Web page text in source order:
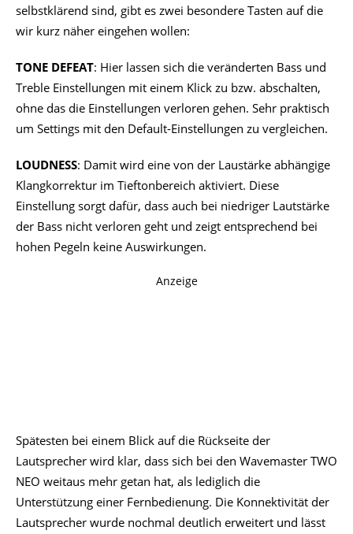
selbstklärend sind, gibt es zwei besondere Tasten auf die
wir kurz näher eingehen wollen:
TONE DEFEAT: Hier lassen sich die veränderten Bass und
Treble Einstellungen mit einem Klick zu bzw. abschalten,
ohne das die Einstellungen verloren gehen. Sehr praktisch
um Settings mit den Default-Einstellungen zu vergleichen.
LOUDNESS: Damit wird eine von der Laustärke abhängige
Klangkorrektur im Tieftonbereich aktiviert. Diese
Einstellung sorgt dafür, dass auch bei niedriger Lautstärke
der Bass nicht verloren geht und zeigt entsprechend bei
hohen Pegeln keine Auswirkungen.
Anzeige
Spätesten bei einem Blick auf die Rückseite der
Lautsprecher wird klar, dass sich bei den Wavemaster TWO
NEO weitaus mehr getan hat, als lediglich die
Unterstützung einer Fernbedienung. Die Konnektivität der
Lautsprecher wurde nochmal deutlich erweitert und lässt